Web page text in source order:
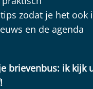
zodat je het ook
en de agenda
brievenbus: ik kijk